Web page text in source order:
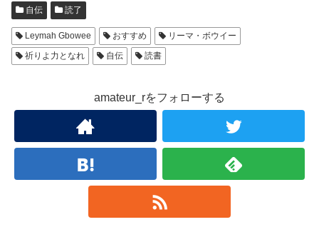
自伝 読了
Leymah Gbowee おすすめ
リーマ・ボウイー
祈りよ力となれ
自伝 読書
amateur_rをフォローする